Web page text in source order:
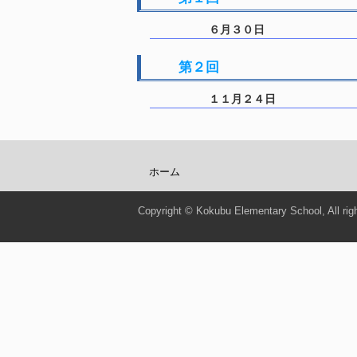
６月３０日
第２回
１１月２４日
ホーム
Copyright © Kokubu Elementary School, All